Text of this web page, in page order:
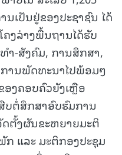
ເປັນຢູ່ຂອງປະຊາຊົນ ໄດ້
ງລ່າງພື້ນຖານໄດ້ຮັບ
ຳ-ສັງຄົມ, ການສຶກສາ,
ານພັດທະນາໄປພ້ອມໆ
ງຄອບຄົວຍັງເຫຼືອ
ບຕໍ່ສຶກສາອົບຮົມການ
ຕັ້ງຜັນຂະຫຍາຍມະຕິ
ກ ແລະ ມະຕິກອງປະຊຸມ